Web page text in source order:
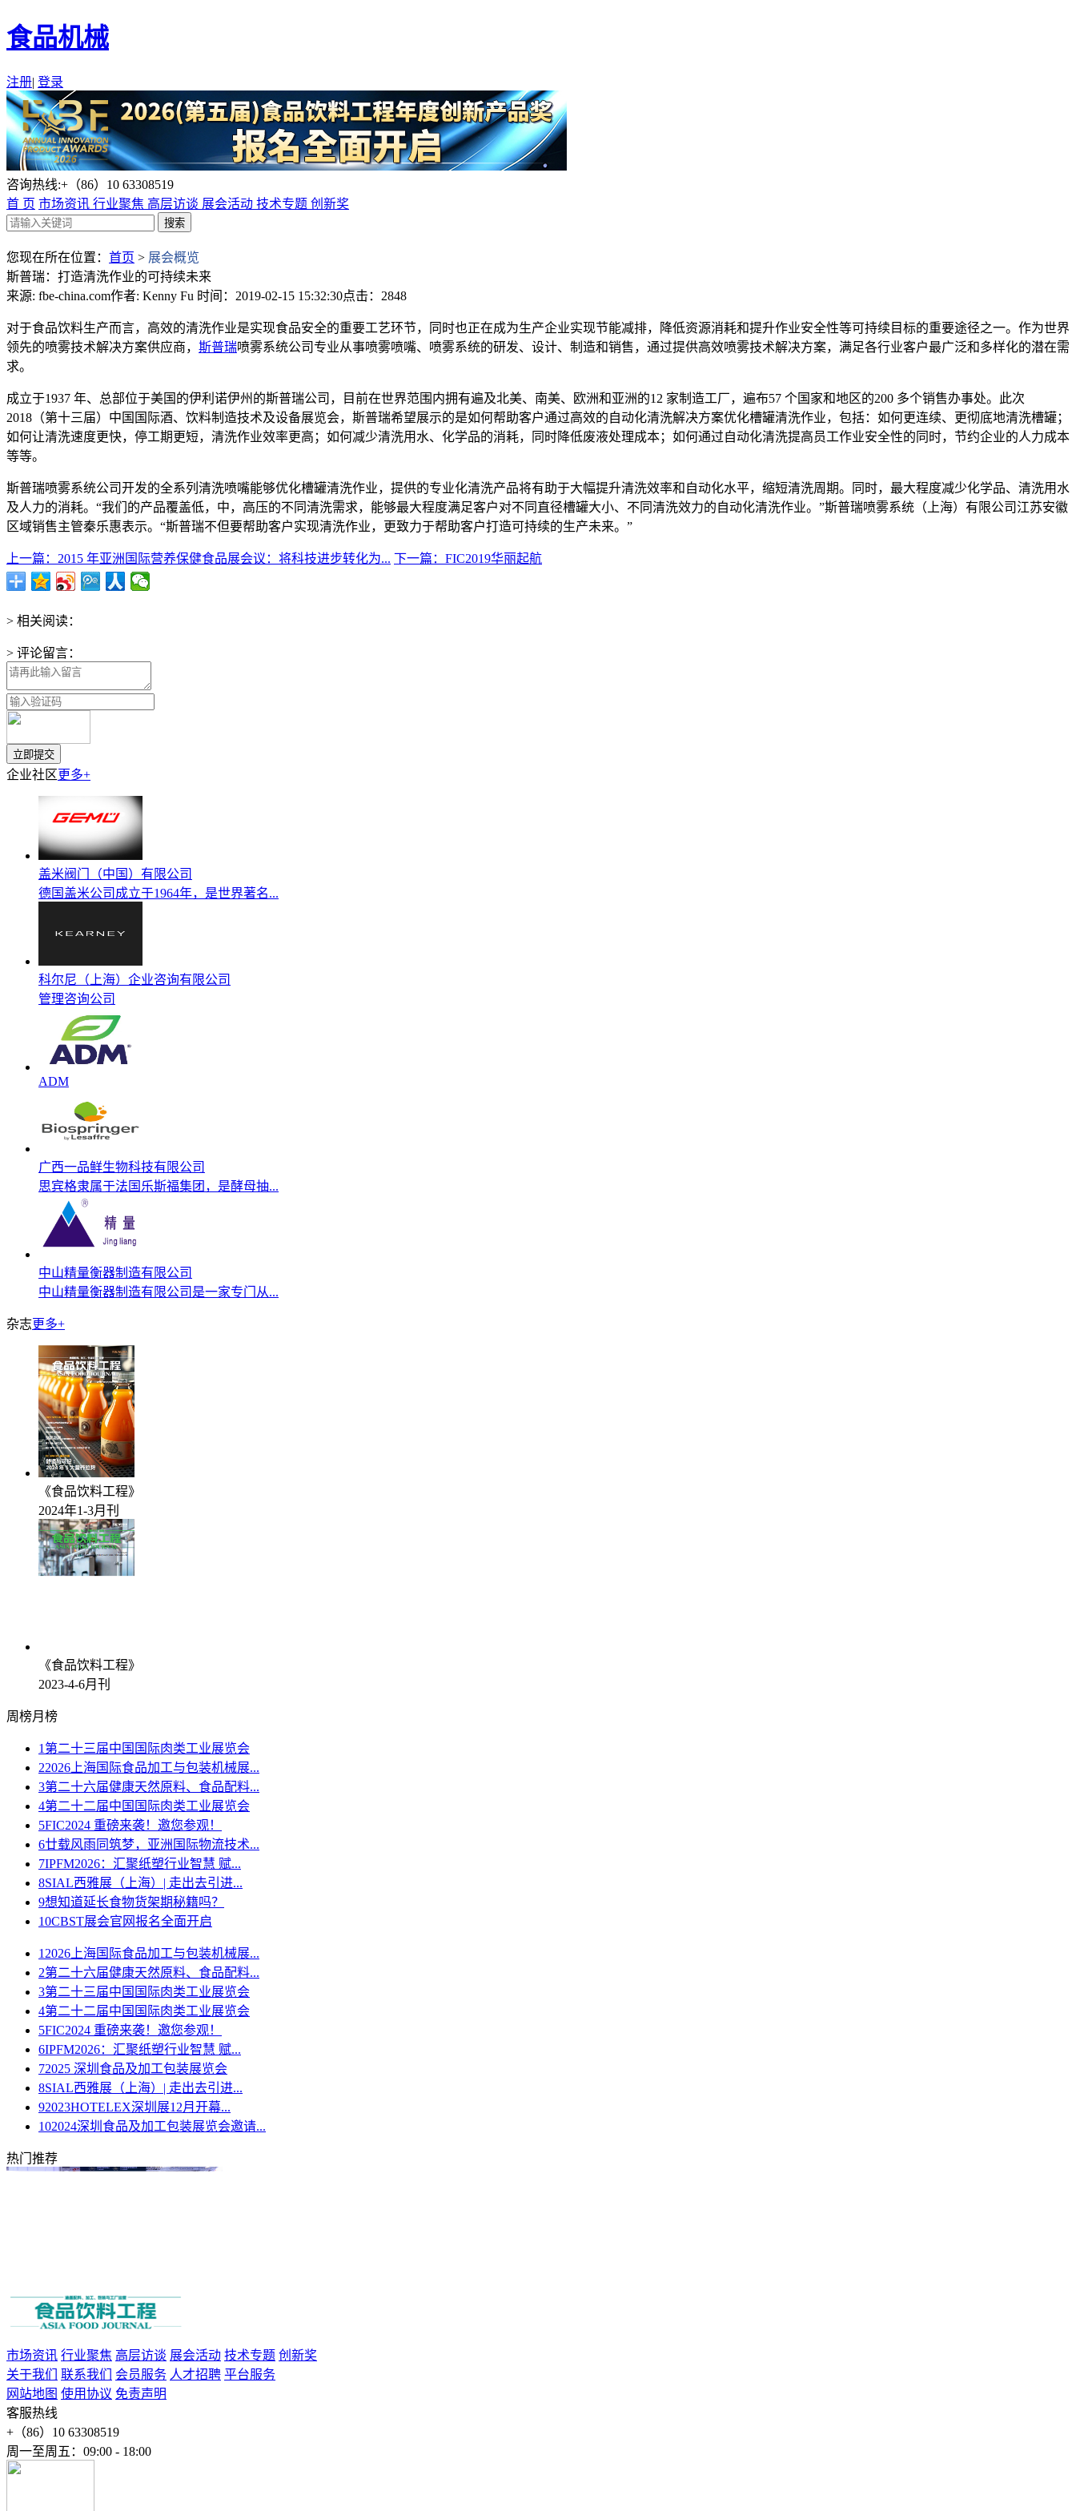
食品机械
注册| 登录
咨询热线:+（86）10 63308519
首 页 市场资讯 行业聚焦 高层访谈 展会活动 技术专题 创新奖
您现在所在位置： 首页 > 展会概览
斯普瑞：打造清洗作业的可持续未来
来源: fbe-china.com作者: Kenny Fu 时间：2019-02-15 15:32:30点击：2848
对于食品饮料生产而言，高效的清洗作业是实现食品安全的重要工艺环节，同时也正在成为生产企业实现节能减排，降低资源消耗和提升作业安全性等可持续目标的重要途径之一。作为世界
领先的喷雾技术解决方案供应商， 斯普瑞喷雾系统公司专业从事喷雾喷嘴、喷雾系统的研发、设计、制造和销售，通过提供高效喷雾技术解决方案，满足各行业客户最广泛和多样化的潜在需
求。
成立于1937 年、总部位于美国的伊利诺伊州的斯普瑞公司，目前在世界范围内拥有遍及北美、南美、欧洲和亚洲的12 家制造工厂，遍布57 个国家和地区的200 多个销售办事处。此次
2018（第十三届）中国国际酒、饮料制造技术及设备展览会，斯普瑞希望展示的是如何帮助客户通过高效的自动化清洗解决方案优化槽罐清洗作业，包括：如何更连续、更彻底地清洗槽罐；
如何让清洗速度更快，停工期更短，清洗作业效率更高；如何减少清洗用水、化学品的消耗，同时降低废液处理成本；如何通过自动化清洗提高员工作业安全性的同时，节约企业的人力成本
等等。
斯普瑞喷雾系统公司开发的全系列清洗喷嘴能够优化槽罐清洗作业，提供的专业化清洗产品将有助于大幅提升清洗效率和自动化水平，缩短清洗周期。同时，最大程度减少化学品、清洗用水
及人力的消耗。“我们的产品覆盖低，中，高压的不同清洗需求，能够最大程度满足客户对不同直径槽罐大小、不同清洗效力的自动化清洗作业。”斯普瑞喷雾系统（上海）有限公司江苏安徽
区域销售主管秦乐惠表示。“斯普瑞不但要帮助客户实现清洗作业，更致力于帮助客户打造可持续的生产未来。”
上一篇：2015 年亚洲国际营养保健食品展会议：将科技进步转化为... 下一篇：FIC2019华丽起航
> 相关阅读：
> 评论留言：
企业社区更多+
盖米阀门（中国）有限公司
德国盖米公司成立于1964年，是世界著名...
科尔尼（上海）企业咨询有限公司
管理咨询公司
ADM
广西一品鲜生物科技有限公司
思宾格隶属于法国乐斯福集团，是酵母抽...
中山精量衡器制造有限公司
中山精量衡器制造有限公司是一家专门从...
杂志更多+
《食品饮料工程》
2024年1-3月刊
《食品饮料工程》
2023-4-6月刊
周榜月榜
1 第二十三届中国国际肉类工业展览会
22026上海国际食品加工与包装机械展...
3第二十六届健康天然原料、食品配料...
4第二十二届中国国际肉类工业展览会
5FIC2024 重磅来袭！邀您参观！
6廿载风雨同筑梦，亚洲国际物流技术...
7IPFM2026：汇聚纸塑行业智慧 赋...
8SIAL西雅展（上海）| 走出去引进...
9想知道延长食物货架期秘籍吗？
10CBST展会官网报名全面开启
1 2026上海国际食品加工与包装机械展...
2第二十六届健康天然原料、食品配料...
3第二十三届中国国际肉类工业展览会
4第二十二届中国国际肉类工业展览会
5FIC2024 重磅来袭！邀您参观！
6IPFM2026：汇聚纸塑行业智慧 赋...
72025 深圳食品及加工包装展览会
8SIAL西雅展（上海）| 走出去引进...
92023HOTELEX深圳展12月开幕...
102024深圳食品及加工包装展览会邀请...
热门推荐
市场资讯 行业聚焦 高层访谈 展会活动 技术专题 创新奖
关于我们
联系我们 会员服务 人才招聘 平台服务
网站地图 使用协议 免责声明
客服热线
+（86）10 63308519
周一至周五：09:00 - 18:00